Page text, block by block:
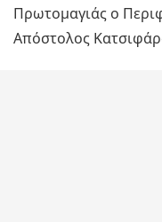
Πρωτομαγιάς ο
Απόστολος